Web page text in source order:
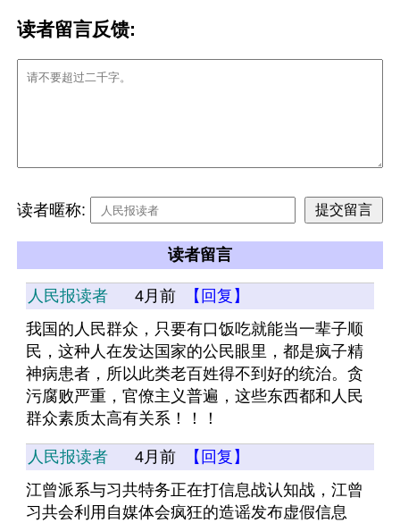
读者留言反馈:
读者暱称:
读者留言
人民报读者 4月前
【回复】
我国的人民群众，只要有口饭吃就能当一辈子顺
民，这种人在发达国家的公民眼里，都是疯子精
神病患者，所以此类老百姓得不到好的统治。贪
污腐败严重，官僚主义普遍，这些东西都和人民
群众素质太高有关系！！！
人民报读者 4月前
【回复】
江曾派系与习共特务正在打信息战认知战，江曾
习共会利用自媒体会疯狂的造谣发布虚假信息